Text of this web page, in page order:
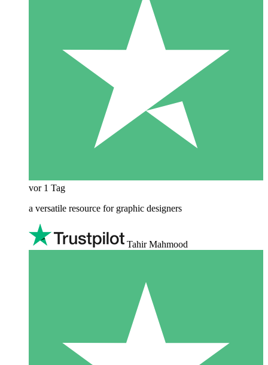
vor 1 Tag
a versatile resource for graphic designers
Tahir Mahmood